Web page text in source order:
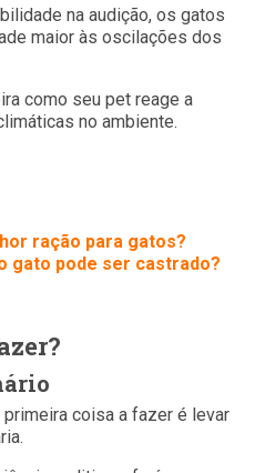
na audição, os gatos
maior às oscilações dos
como seu pet reage a
no ambiente.
ração para gatos?
gato pode ser castrado?
primeira coisa a fazer é levar